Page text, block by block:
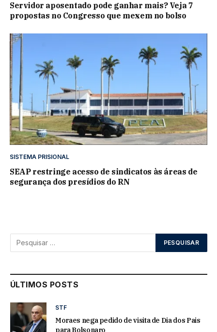
Servidor aposentado pode ganhar mais? Veja 7
propostas no Congresso que mexem no bolso
SISTEMA PRISIONAL
SEAP restringe acesso de sindicatos às áreas de
segurança dos presídios do RN
ÚLTIMOS POSTS
STF
Moraes nega pedido de visita de Dia dos Pais
para Bolsonaro